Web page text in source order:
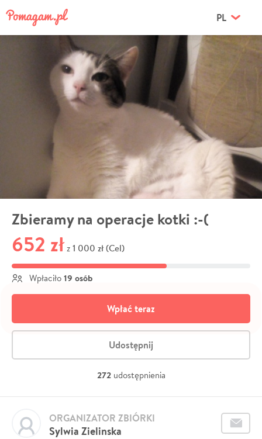
PL
Zbieramy na operacje kotki :-(
652 zł z 1 000 zł (Cel)
Wpłaciło 19 osób
Wpłać teraz
Udostępnij
272 udostępnienia
Sylwia Zielinska
ORGANIZATOR ZBIÓRKI